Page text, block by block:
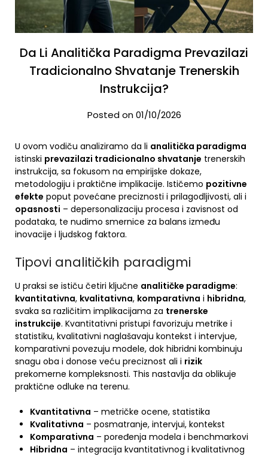
Da Li Analitička Paradigma Prevazilazi
Tradicionalno Shvatanje Trenerskih
Instrukcija?
Posted on 01/10/2026
U ovom vodiču analiziramo da li analitička paradigma
istinski prevazilazi tradicionalno shvatanje trenerskih
instrukcija, sa fokusom na empirijske dokaze,
metodologiju i praktične implikacije. Ističemo pozitivne
efekte poput povećane preciznosti i prilagodljivosti, ali i
opasnosti – depersonalizaciju procesa i zavisnost od
podataka, te nudimo smernice za balans između
inovacije i ljudskog faktora.
Tipovi analitičkih paradigmi
U praksi se ističu četiri ključne analitičke paradigme:
kvantitativna, kvalitativna, komparativna i hibridna,
svaka sa različitim implikacijama za trenerske
instrukcije. Kvantitativni pristupi favorizuju metrike i
statistiku, kvalitativni naglašavaju kontekst i intervjue,
komparativni povezuju modele, dok hibridni kombinuju
snagu oba i donose veću preciznost ali i rizik
prekomerne kompleksnosti. This nastavlja da oblikuje
praktične odluke na terenu.
Kvantitativna – metričke ocene, statistika
Kvalitativna – posmatranje, intervjui, kontekst
Komparativna – poređenja modela i benchmarkovi
Hibridna – integracija kvantitativnog i kvalitativnog